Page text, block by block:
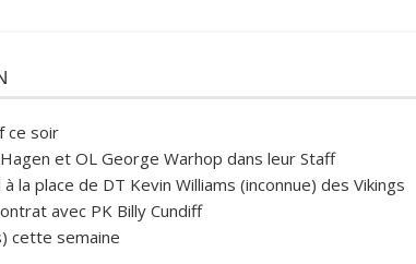
ce soir
et OL George Warhop dans leur Staff
la place de DT Kevin Williams (inconnue) des Vikings
avec PK Billy Cundiff
cette semaine